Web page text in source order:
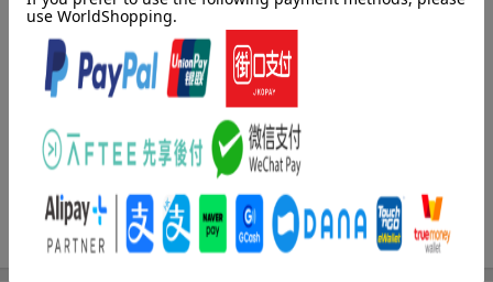
消滅した悪役令嬢
レーベル レジーナCOMICS
アルファポリス
発行形態 コミック
ISBN 9784434370137